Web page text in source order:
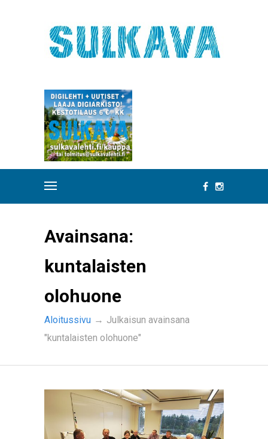
Avainsana:
kuntalaisten
olohuone
Aloitussivu → Julkaisun avainsana
"kuntalaisten olohuone"